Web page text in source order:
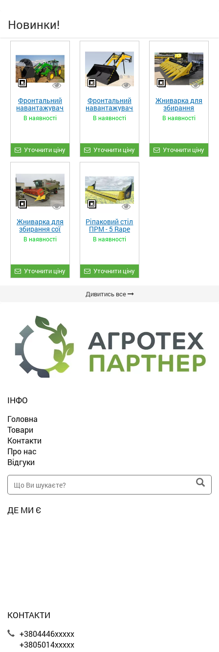
Новинки!
Фронтальний
навантажувач
«STRONG XL»
В наявності
Уточнити ціну
Фронтальний
навантажувач
«STRONG»
В наявності
Уточнити ціну
Жниварка для
збирання
кукурудзи
ЖКИ-870
В наявності
Уточнити ціну
Жниварка для
збирання сої
та гороху
«ETTARO»
В наявності
Уточнити ціну
Ріпаковий стіл
ПРМ - 5 Rape
Fiore
В наявності
Уточнити ціну
Дивитись все
ІНФО
Головна
Товари
Контакти
Про нас
Відгуки
ДЕ МИ Є
КОНТАКТИ
+3804446xxxxx
+3805014xxxxx